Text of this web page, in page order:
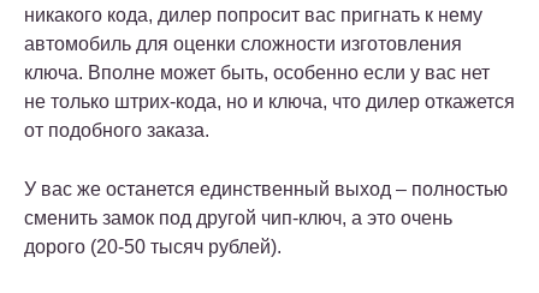
никакого кода, дилер попросит вас пригнать к нему
автомобиль для оценки сложности изготовления
ключа. Вполне может быть, особенно если у вас нет
не только штрих-кода, но и ключа, что дилер откажется
от подобного заказа.
У вас же останется единственный выход – полностью
сменить замок под другой чип-ключ, а это очень
дорого (20-50 тысяч рублей).